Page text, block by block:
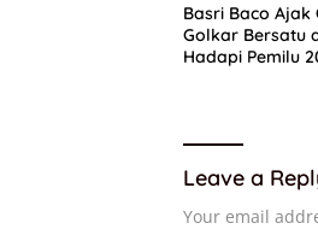
Basri Baco
Golkar Bersatu
Hadapi Pemilu
Leave a
Your email